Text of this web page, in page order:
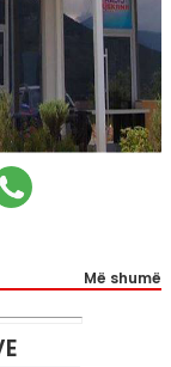
Më shumë